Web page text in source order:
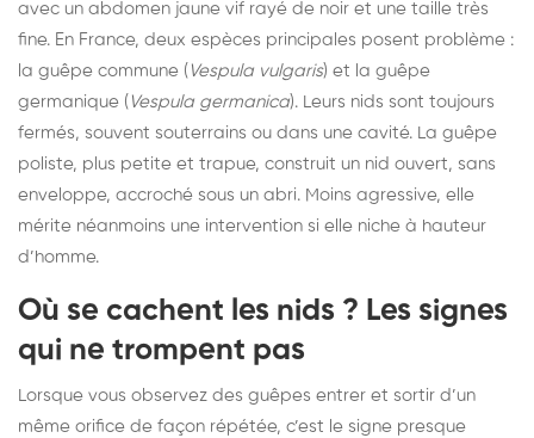
avec un abdomen jaune vif rayé de noir et une taille très
fine. En France, deux espèces principales posent problème :
la guêpe commune ( Vespula vulgaris) et la guêpe
germanique ( Vespula germanica). Leurs nids sont toujours
fermés, souvent souterrains ou dans une cavité. La guêpe
poliste, plus petite et trapue, construit un nid ouvert, sans
enveloppe, accroché sous un abri. Moins agressive, elle
mérite néanmoins une intervention si elle niche à hauteur
d’homme.
Où se cachent les nids ? Les signes
qui ne trompent pas
Lorsque vous observez des guêpes entrer et sortir d’un
même orifice de façon répétée, c’est le signe presque